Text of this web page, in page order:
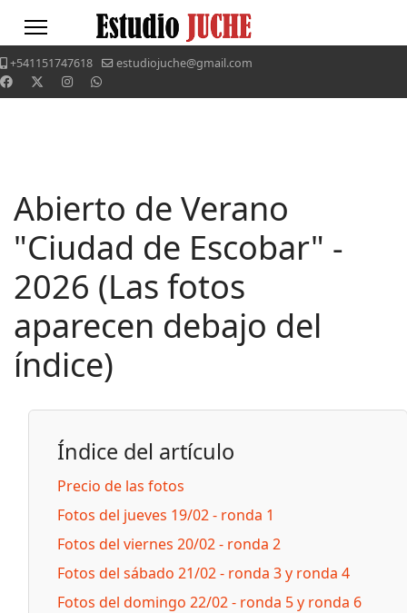
+541151747618 estudiojuche@gmail.com
Abierto de Verano
"Ciudad de Escobar" -
2026 (Las fotos
aparecen debajo del
índice)
Índice del artículo
Precio de las fotos
Fotos del jueves 19/02 - ronda 1
Fotos del viernes 20/02 - ronda 2
Fotos del sábado 21/02 - ronda 3 y ronda 4
Fotos del domingo 22/02 - ronda 5 y ronda 6